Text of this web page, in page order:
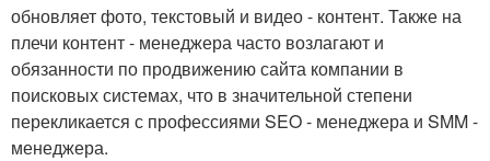
обновляет фото, текстовый и видео - контент. Также на
плечи контент - менеджера часто возлагают и
обязанности по продвижению сайта компании в
поисковых системах, что в значительной степени
перекликается с профессиями SEO - менеджера и SMM -
менеджера.